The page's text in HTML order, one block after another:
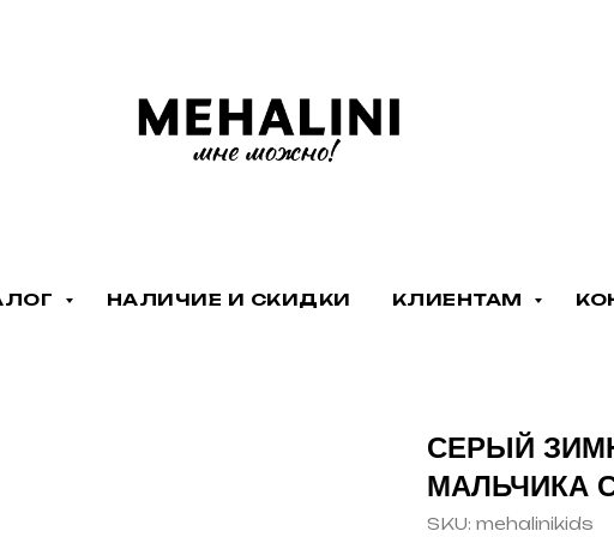
НАЛИЧИЕ И СКИДКИ КЛИЕНТАМ
СЕРЫЙ
МАЛЬЧИКА
SKU: mehalinikids